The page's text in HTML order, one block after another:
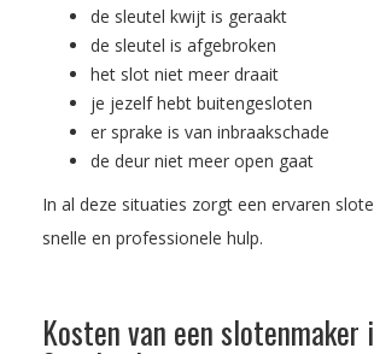
de sleutel kwijt is geraakt
de sleutel is afgebroken
het slot niet meer draait
je jezelf hebt buitengesloten
er sprake is van inbraakschade
de deur niet meer open gaat
In al deze situaties zorgt een ervaren
snelle en professionele hulp.
Kosten van een slotenmaker